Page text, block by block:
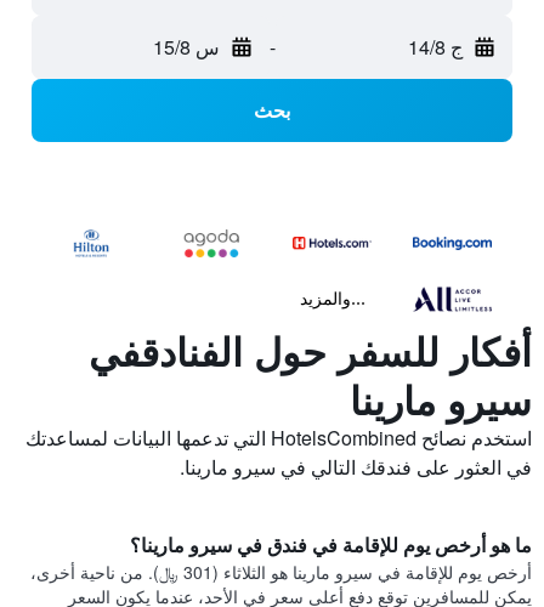
ج 14/8 - س 15/8
بحث
...والمزيد
أفكار للسفر حول الفنادقفي
سيرو مارينا
استخدم نصائح HotelsCombined التي تدعمها البيانات لمساعدتك
في العثور على فندقك التالي في سيرو مارينا.
ما هو أرخص يوم للإقامة في فندق في سيرو مارينا؟
أرخص يوم للإقامة في سيرو مارينا هو الثلاثاء (301 ﷼). من ناحية أخرى،
يمكن للمسافرين توقع دفع أعلى سعر في الأحد، عندما يكون السعر